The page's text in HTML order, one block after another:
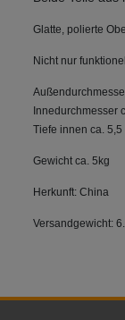
Glatte, polierte
Nicht nur
Innedurchmesser
Tiefe innen ca. 5,5
Gewicht ca. 5kg
Herkunft: China
Versandgewicht: